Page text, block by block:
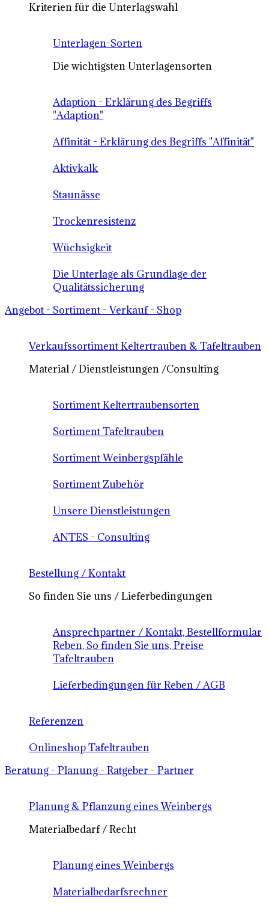
Kriterien für die Unterlagswahl
Unterlagen-Sorten
Die wichtigsten Unterlagensorten
Adaption - Erklärung des Begriffs
"Adaption"
Affinität - Erklärung des Begriffs "Affinität"
Aktivkalk
Staunässe
Trockenresistenz
Wüchsigkeit
Die Unterlage als Grundlage der
Qualitätssicherung
Angebot - Sortiment - Verkauf - Shop
Verkaufssortiment Keltertrauben & Tafeltrauben
Material / Dienstleistungen /Consulting
Sortiment Keltertraubensorten
Sortiment Tafeltrauben
Sortiment Weinbergspfähle
Sortiment Zubehör
Unsere Dienstleistungen
ANTES - Consulting
Bestellung / Kontakt
So finden Sie uns / Lieferbedingungen
Ansprechpartner / Kontakt, Bestellformular
Reben, So finden Sie uns, Preise
Tafeltrauben
Lieferbedingungen für Reben / AGB
Referenzen
Onlineshop Tafeltrauben
Beratung - Planung - Ratgeber - Partner
Planung & Pflanzung eines Weinbergs
Materialbedarf / Recht
Planung eines Weinbergs
Materialbedarfsrechner